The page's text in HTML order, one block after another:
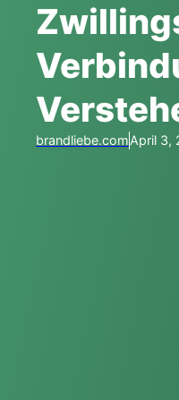
brandliebe.comApril 3,